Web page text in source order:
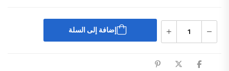
إضافة إلى السلة